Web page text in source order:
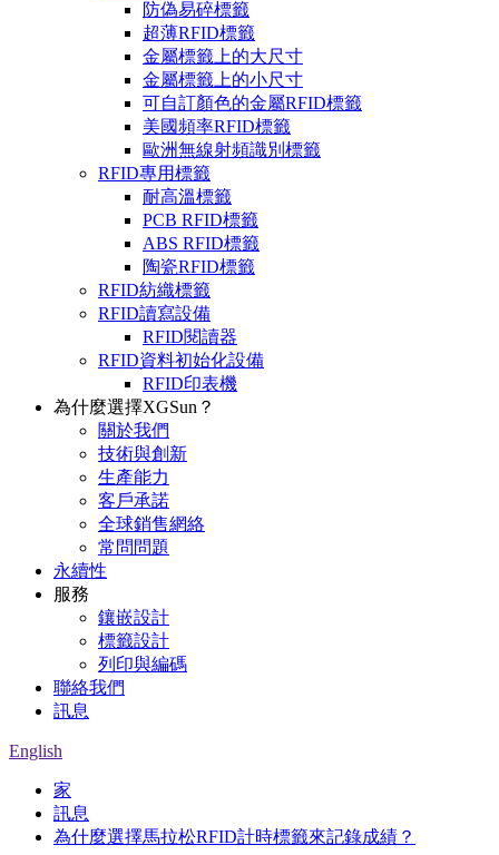
防偽易碎標籤
超薄RFID標籤
金屬標籤上的大尺寸
金屬標籤上的小尺寸
可自訂顏色的金屬RFID標籤
美國頻率RFID標籤
歐洲無線射頻識別標籤
RFID專用標籤
耐高溫標籤
PCB RFID標籤
ABS RFID標籤
陶瓷RFID標籤
RFID紡織標籤
RFID讀寫設備
RFID閱讀器
RFID資料初始化設備
RFID印表機
為什麼選擇XGSun？
關於我們
技術與創新
生產能力
客戶承諾
全球銷售網絡
常問問題
永續性
服務
鑲嵌設計
標籤設計
列印與編碼
聯絡我們
訊息
English
家
訊息
為什麼選擇馬拉松RFID計時標籤來記錄成績？